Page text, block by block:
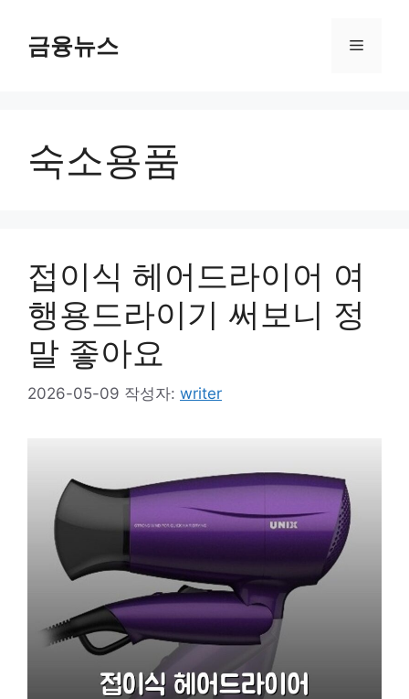
금융뉴스 메
숙소용품
접이식 헤어드라이어 여
행용드라이기 써보니 정
말 좋아요
2026-05-09 작성자: writer